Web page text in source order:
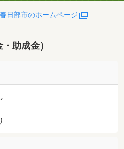
春日部市のホームページ
助成金）